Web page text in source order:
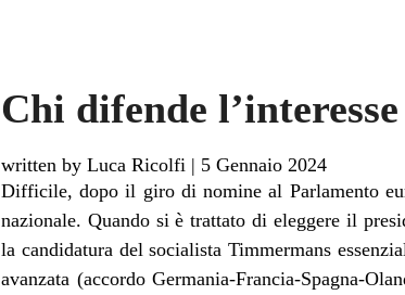
Chi difende
written by Luca Ricolfi | 5 Gennaio 2024
Difficile, dopo il giro di nomine al Parlamento
nazionale. Quando si è trattato di eleggere il
la candidatura del socialista Timmermans
avanzata (accordo Germania-Francia-Spagna-